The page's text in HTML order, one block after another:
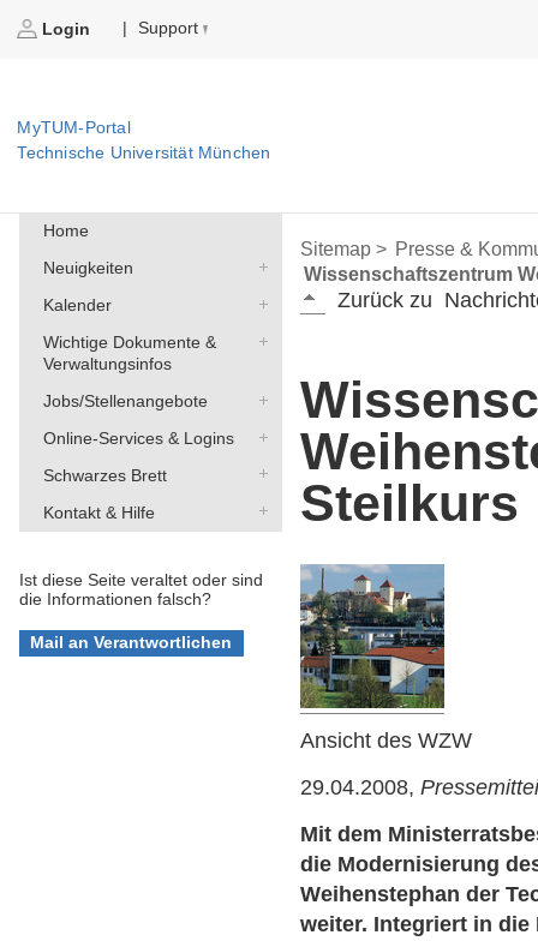
Login | Support
MyTUM-Portal
Technische Universität München
Home
Neuigkeiten
Kalender
Wichtige Dokumente &
Verwaltungsinfos
Jobs/Stellenangebote
Online-Services & Logins
Schwarzes Brett
Kontakt & Hilfe
Ist diese Seite veraltet oder sind
die Informationen falsch?
Sitemap > Presse &
Wissenschaftszentrum
Zurück zu
Steilkurs
Ansicht des WZW
29.04.2008,
Mit dem
die Modernisierung
Weihenstephan der
weiter. Integriert in